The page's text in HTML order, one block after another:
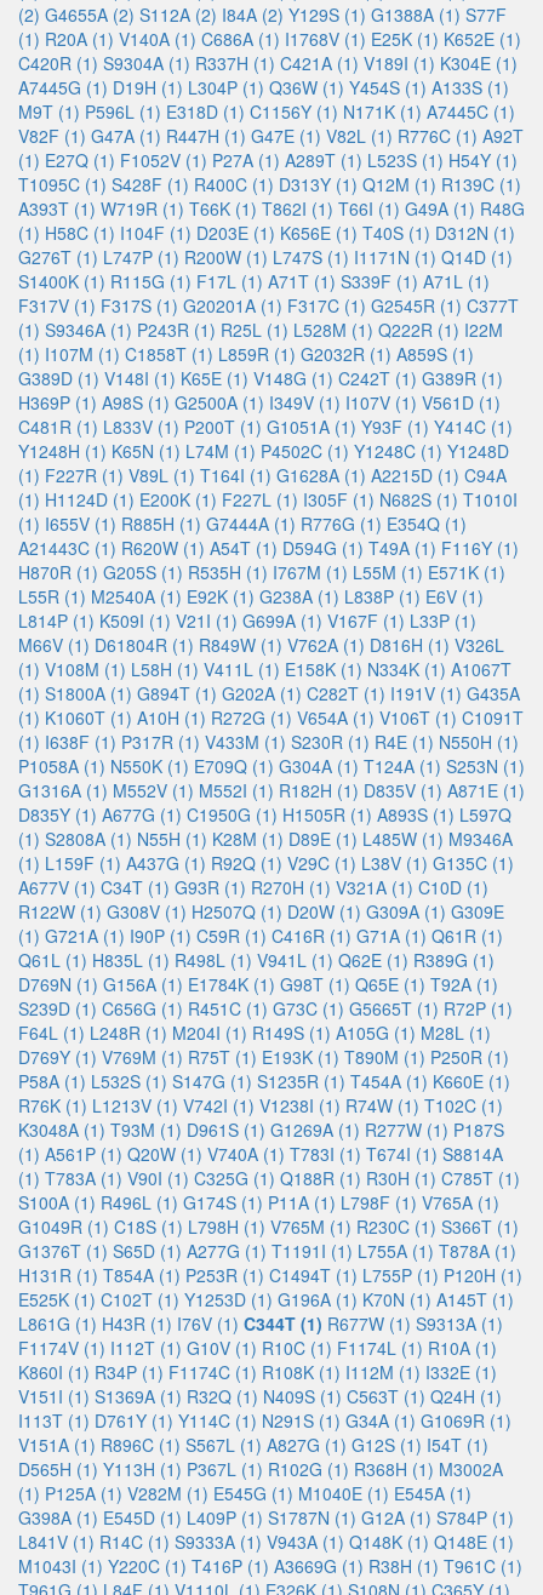
(2) G4655A (2) S112A (2) I84A (2) Y129S (1) G1388A (1) S77F
(1) R20A (1) V140A (1) C686A (1) I1768V (1) E25K (1) K652E (1)
C420R (1) S9304A (1) R337H (1) C421A (1) V189I (1) K304E (1)
A7445G (1) D19H (1) L304P (1) Q36W (1) Y454S (1) A133S (1)
M9T (1) P596L (1) E318D (1) C1156Y (1) N171K (1) A7445C (1)
V82F (1) G47A (1) R447H (1) G47E (1) V82L (1) R776C (1) A92T
(1) E27Q (1) F1052V (1) P27A (1) A289T (1) L523S (1) H54Y (1)
T1095C (1) S428F (1) R400C (1) D313Y (1) Q12M (1) R139C (1)
A393T (1) W719R (1) T66K (1) T862I (1) T66I (1) G49A (1) R48G
(1) H58C (1) I104F (1) D203E (1) K656E (1) T40S (1) D312N (1)
G276T (1) L747P (1) R200W (1) L747S (1) I1171N (1) Q14D (1)
S1400K (1) R115G (1) F17L (1) A71T (1) S339F (1) A71L (1)
F317V (1) F317S (1) G20201A (1) F317C (1) G2545R (1) C377T
(1) S9346A (1) P243R (1) R25L (1) L528M (1) Q222R (1) I22M
(1) I107M (1) C1858T (1) L859R (1) G2032R (1) A859S (1)
G389D (1) V148I (1) K65E (1) V148G (1) C242T (1) G389R (1)
H369P (1) A98S (1) G2500A (1) I349V (1) I107V (1) V561D (1)
C481R (1) L833V (1) P200T (1) G1051A (1) Y93F (1) Y414C (1)
Y1248H (1) K65N (1) L74M (1) P4502C (1) Y1248C (1) Y1248D
(1) F227R (1) V89L (1) T164I (1) G1628A (1) A2215D (1) C94A
(1) H1124D (1) E200K (1) F227L (1) I305F (1) N682S (1) T1010I
(1) I655V (1) R885H (1) G7444A (1) R776G (1) E354Q (1)
A21443C (1) R620W (1) A54T (1) D594G (1) T49A (1) F116Y (1)
H870R (1) G205S (1) R535H (1) I767M (1) L55M (1) E571K (1)
L55R (1) M2540A (1) E92K (1) G238A (1) L838P (1) E6V (1)
L814P (1) K509I (1) V21I (1) G699A (1) V167F (1) L33P (1)
M66V (1) D61804R (1) R849W (1) V762A (1) D816H (1) V326L
(1) V108M (1) L58H (1) V411L (1) E158K (1) N334K (1) A1067T
(1) S1800A (1) G894T (1) G202A (1) C282T (1) I191V (1) G435A
(1) K1060T (1) A10H (1) R272G (1) V654A (1) V106T (1) C1091T
(1) I638F (1) P317R (1) V433M (1) S230R (1) R4E (1) N550H (1)
P1058A (1) N550K (1) E709Q (1) G304A (1) T124A (1) S253N (1)
G1316A (1) M552V (1) M552I (1) R182H (1) D835V (1) A871E (1)
D835Y (1) A677G (1) C1950G (1) H1505R (1) A893S (1) L597Q
(1) S2808A (1) N55H (1) K28M (1) D89E (1) L485W (1) M9346A
(1) L159F (1) A437G (1) R92Q (1) V29C (1) L38V (1) G135C (1)
A677V (1) C34T (1) G93R (1) R270H (1) V321A (1) C10D (1)
R122W (1) G308V (1) H2507Q (1) D20W (1) G309A (1) G309E
(1) G721A (1) I90P (1) C59R (1) C416R (1) G71A (1) Q61R (1)
Q61L (1) H835L (1) R498L (1) V941L (1) Q62E (1) R389G (1)
D769N (1) G156A (1) E1784K (1) G98T (1) Q65E (1) T92A (1)
S239D (1) C656G (1) R451C (1) G73C (1) G5665T (1) R72P (1)
F64L (1) L248R (1) M204I (1) R149S (1) A105G (1) M28L (1)
D769Y (1) V769M (1) R75T (1) E193K (1) T890M (1) P250R (1)
P58A (1) L532S (1) S147G (1) S1235R (1) T454A (1) K660E (1)
R76K (1) L1213V (1) V742I (1) V1238I (1) R74W (1) T102C (1)
K3048A (1) T93M (1) D961S (1) G1269A (1) R277W (1) P187S
(1) A561P (1) Q20W (1) V740A (1) T783I (1) T674I (1) S8814A
(1) T783A (1) V90I (1) C325G (1) Q188R (1) R30H (1) C785T (1)
S100A (1) R496L (1) G174S (1) P11A (1) L798F (1) V765A (1)
G1049R (1) C18S (1) L798H (1) V765M (1) R230C (1) S366T (1)
G1376T (1) S65D (1) A277G (1) T1191I (1) L755A (1) T878A (1)
H131R (1) T854A (1) P253R (1) C1494T (1) L755P (1) P120H (1)
E525K (1) C102T (1) Y1253D (1) G196A (1) K70N (1) A145T (1)
L861G (1) H43R (1) I76V (1) C344T (1) R677W (1) S9313A (1)
F1174V (1) I112T (1) G10V (1) R10C (1) F1174L (1) R10A (1)
K860I (1) R34P (1) F1174C (1) R108K (1) I112M (1) I332E (1)
V151I (1) S1369A (1) R32Q (1) N409S (1) C563T (1) Q24H (1)
I113T (1) D761Y (1) Y114C (1) N291S (1) G34A (1) G1069R (1)
V151A (1) R896C (1) S567L (1) A827G (1) G12S (1) I54T (1)
D565H (1) Y113H (1) P367L (1) R102G (1) R368H (1) M3002A
(1) P125A (1) V282M (1) E545G (1) M1040E (1) E545A (1)
G398A (1) E545D (1) L409P (1) S1787N (1) G12A (1) S784P (1)
L841V (1) R14C (1) S9333A (1) V943A (1) Q148K (1) Q148E (1)
M1043I (1) Y220C (1) T416P (1) A3669G (1) R38H (1) T961C (1)
T961G (1) L84F (1) V1110L (1) E326K (1) S108N (1) C365Y (1)